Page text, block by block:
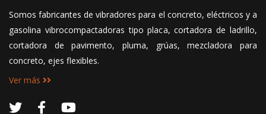
Somos fabricantes de vibradores para el concreto, eléctricos y a
gasolina vibrocompactadoras tipo placa, cortadora de ladrillo,
cortadora de pavimento, pluma, grúas, mezcladora para
concreto, ejes flexibles.
Ver más